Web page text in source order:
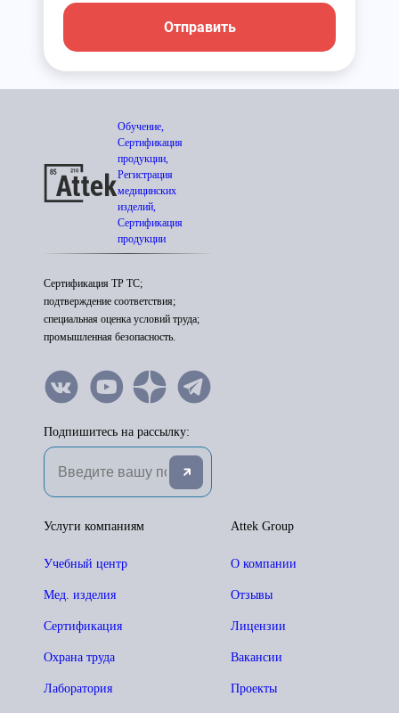
Отправить
Обучение,
Сертификация
продукции,
Регистрация
медицинских
изделий,
Сертификация
продукции
Сертификация ТР ТС;
подтверждение соответствия;
специальная оценка условий труда;
промышленная безопасность.
Подпишитесь на рассылку:
Attek Group
О компании
Отзывы
Лицензии
Вакансии
Проекты
Услуги компаниям
Учебный центр
Мед. изделия
Сертификация
Охрана труда
Лаборатория